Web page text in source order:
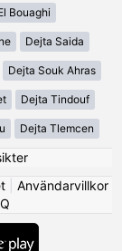
Bouaghi
Dejta Saida
Dejta Souk Ahras
Dejta Tindouf
Dejta Tlemcen
| Användarvillkor